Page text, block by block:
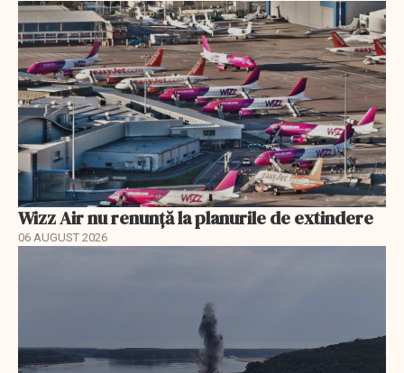
Wizz Air nu renunță la planurile de extindere
06 AUGUST 2026